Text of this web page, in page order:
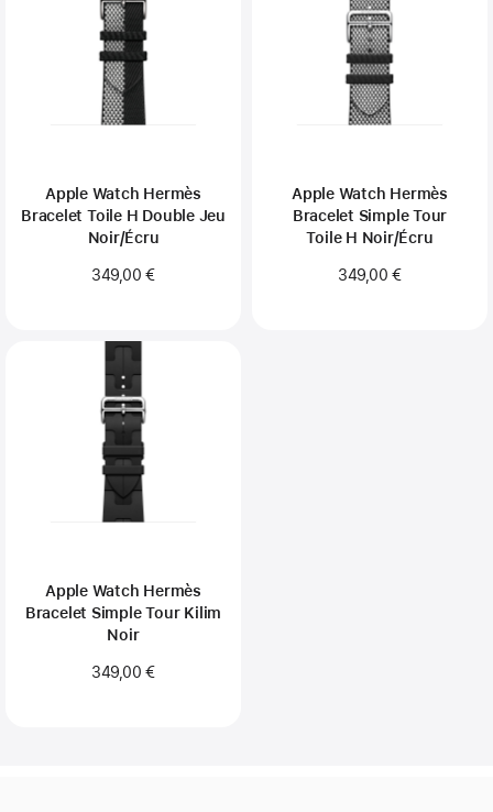
Apple Watch Hermès
Bracelet Toile H Double Jeu
Noir/Écru
349,00 €
Apple Watch Hermès
Bracelet Simple Tour
Toile H Noir/Écru
349,00 €
Apple Watch Hermès
Bracelet Simple Tour Kilim
Noir
349,00 €